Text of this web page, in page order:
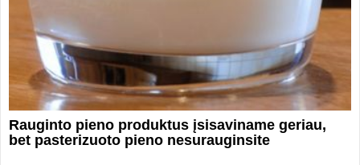
Rauginto pieno produktus įsisaviname geriau,
bet pasterizuoto pieno nesurauginsite